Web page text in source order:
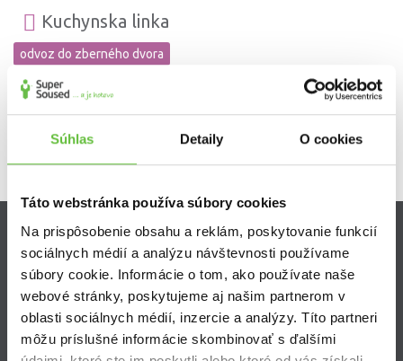
Súhlas Detaily O cookies
Táto webstránka používa súbory cookies
Na prispôsobenie obsahu a reklám, poskytovanie funkcií
sociálnych médií a analýzu návštevnosti používame
súbory cookie. Informácie o tom, ako používate naše
webové stránky, poskytujeme aj našim partnerom v
oblasti sociálnych médií, inzercie a analýzy. Títo partneri
môžu príslušné informácie skombinovať s ďalšími
Kuchynska linka
odvoz do zberného dvora
Veľká spokojnost. Rýchle jednanie. Odporúčam.
Zistite viac
Ako Super Sused funguje?
Ako sa stať Super Susedom?
Často kladené otázky